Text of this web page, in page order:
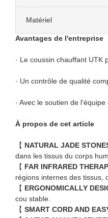
Matériel
Avantages de l'entreprise
· Le coussin chauffant UTK
· Un contrôle de qualité
· Avec le soutien de
À propos de cet article
【 NATURAL JADE
dans les tissus du corps
【 FAR INFRARED
régions internes des tissus,
【 ERGONOMICALLY
cou stable.
【 SMART CORD AND